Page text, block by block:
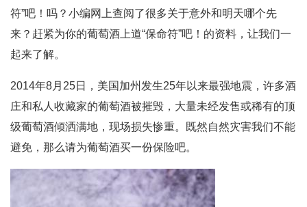
符”吧！吗？小编网上查阅了很多关于意外和明天哪个先
来？赶紧为你的葡萄酒上道“保命符”吧！的资料，让我们一
起来了解。
2014年8月25日，美国加州发生25年以来最强地震，许多酒
庄和私人收藏家的葡萄酒被摧毁，大量未经发售或稀有的顶
级葡萄酒倾洒满地，现场损失惨重。既然自然灾害我们不能
避免，那么请为葡萄酒买一份保险吧。